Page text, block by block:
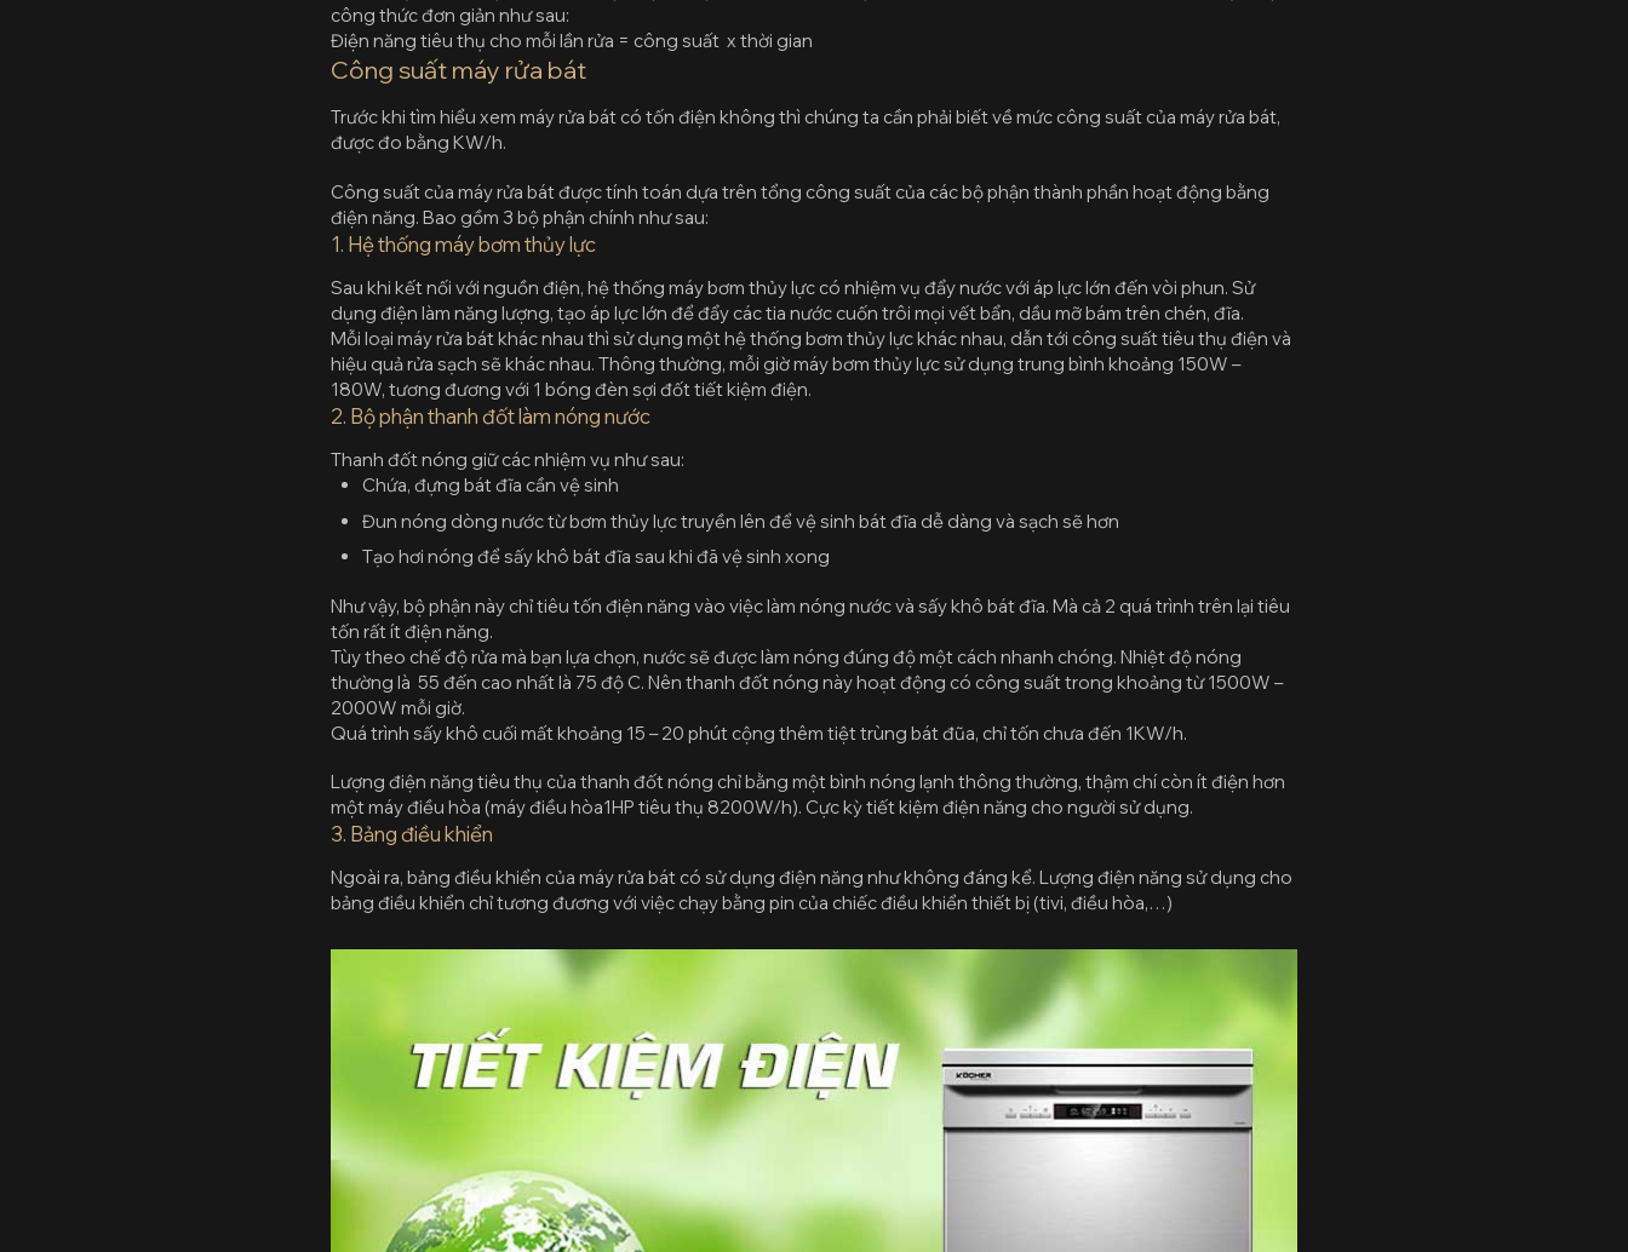
công thức đơn giản như sau:
Điện năng tiêu thụ cho mỗi lần rửa = công suất x thời gian
Công suất máy rửa bát
Trước khi tìm hiểu xem máy rửa bát có tốn điện không thì chúng ta cần phải biết về mức công suất của máy rửa bát,
được đo bằng KW/h.
Công suất của máy rửa bát được tính toán dựa trên tổng công suất của các bộ phận thành phần hoạt động bằng
điện năng. Bao gồm 3 bộ phận chính như sau:
1. Hệ thống máy bơm thủy lực
Sau khi kết nối với nguồn điện, hệ thống máy bơm thủy lực có nhiệm vụ đẩy nước với áp lực lớn đến vòi phun. Sử
dụng điện làm năng lượng, tạo áp lực lớn để đẩy các tia nước cuốn trôi mọi vết bẩn, dầu mỡ bám trên chén, đĩa.
Mỗi loại máy rửa bát khác nhau thì sử dụng một hệ thống bơm thủy lực khác nhau, dẫn tới công suất tiêu thụ điện và
hiệu quả rửa sạch sẽ khác nhau. Thông thường, mỗi giờ máy bơm thủy lực sử dụng trung bình khoảng 150W –
180W, tương đương với 1 bóng đèn sợi đốt tiết kiệm điện.
2. Bộ phận thanh đốt làm nóng nước
Thanh đốt nóng giữ các nhiệm vụ như sau:
Chứa, đựng bát đĩa cần vệ sinh
Đun nóng dòng nước từ bơm thủy lực truyền lên để vệ sinh bát đĩa dễ dàng và sạch sẽ hơn
Tạo hơi nóng để sấy khô bát đĩa sau khi đã vệ sinh xong
Như vậy, bộ phận này chỉ tiêu tốn điện năng vào việc làm nóng nước và sấy khô bát đĩa. Mà cả 2 quá trình trên lại tiêu
tốn rất ít điện năng.
Tùy theo chế độ rửa mà bạn lựa chọn, nước sẽ được làm nóng đúng độ một cách nhanh chóng. Nhiệt độ nóng
thường là 55 đến cao nhất là 75 độ C. Nên thanh đốt nóng này hoạt động có công suất trong khoảng từ 1500W –
2000W mỗi giờ.
Quá trình sấy khô cuối mất khoảng 15 – 20 phút cộng thêm tiệt trùng bát đũa, chỉ tốn chưa đến 1KW/h.
Lượng điện năng tiêu thụ của thanh đốt nóng chỉ bằng một bình nóng lạnh thông thường, thậm chí còn ít điện hơn
một máy điều hòa (máy điều hòa1HP tiêu thụ 8200W/h). Cực kỳ tiết kiệm điện năng cho người sử dụng.
3. Bảng điều khiển
Ngoài ra, bảng điều khiển của máy rửa bát có sử dụng điện năng như không đáng kể. Lượng điện năng sử dụng cho
bảng điều khiển chỉ tương đương với việc chạy bằng pin của chiếc điều khiển thiết bị (tivi, điều hòa,…)